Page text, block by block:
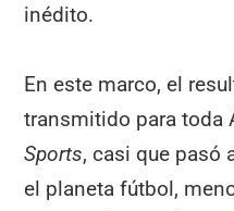
inédito.
En este marco, el
transmitido para toda
Sports, casi que pasó
el planeta fútbol,